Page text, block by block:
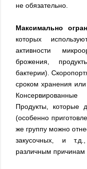
не обязательно.
Максимально
которых
активности
брожения,
бактерии).
сроком хранения
Продукты, которые
(особенно
же группу можно
закусочных, и
различным причинам